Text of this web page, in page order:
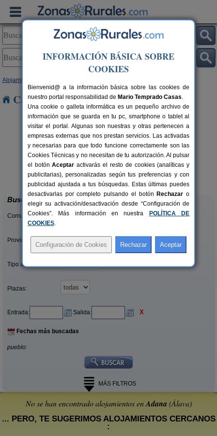
Alojamientos
Casas Rurales cerca de Adana
2-8+3 pers.
desde24 €
Gorbea Bide
Sarria (Álava)
Buscar
Comunidades:
Provincias/Islas:
Tipo alquiler:
Plazas:
Entrada: Salida: X
Fechas más buscadas
pueblo:
MÁS FILTROS
No se han encontrado alojamientos enAdana (Álava)
... PERO, TE SUGERIMOS ALOJAMIENTOS CERCANOS
:
INFORMACIÓN BÁSICA SOBRE
COOKIES
Bienvenid@ a la información básica sobre las cookies de
nuestro portal responsabilidad de Mario Temprado Casas.
Una cookie o galleta informática es un pequeño archivo de
información que se guarda en tu pc, smartphone o tablet al
visitar el portal. Algunas son nuestras y otras pertenecen a
empresas externas que nos prestan servicios. Las activadas
y necesarias para que todo funcione correctamente son las
Cookies Técnicas y no necesitan de tu autorización. Al pulsar
el botónAceptar activarás el resto de cookies (analíticas y
publicitarias), personalizadas según tus preferencias y con
publicidad ajustada a tus búsquedas. Estas últimas puedes
desactivarlas por completo pulsando el botón Rechazar o
elegir su activación/desactivación desde “Configuración de
Cookies”. Más información en nuestra
POLÍTICA DE
COOKIES.